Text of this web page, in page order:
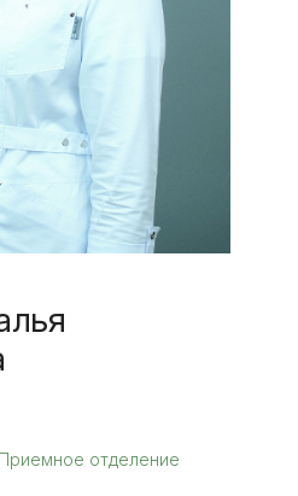
Приемное отделение